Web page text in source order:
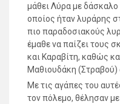
μάθει Λύρα με δάσκαλο
οποίος ήταν λυράρης
πιο παραδοσιακούς
έμαθε να παίζει τους
και Καραβίτη, καθώς
Μαθιουδάκη
Με τις αγάπες του
τον πόλεμο, θέλησαν